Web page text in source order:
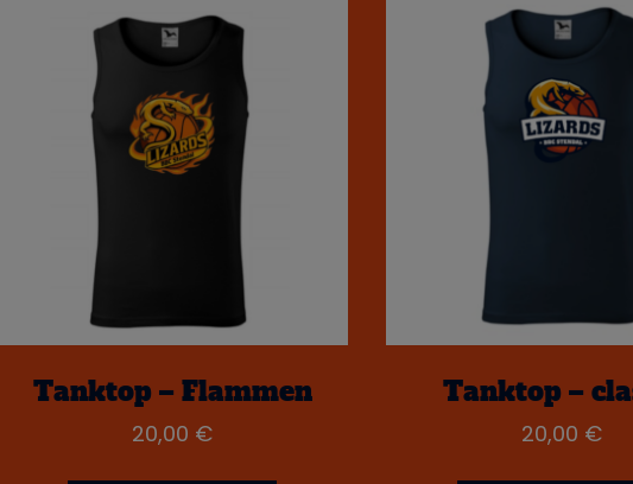
Tanktop – Flammen
20,00 €
Tanktop –
20,00 €